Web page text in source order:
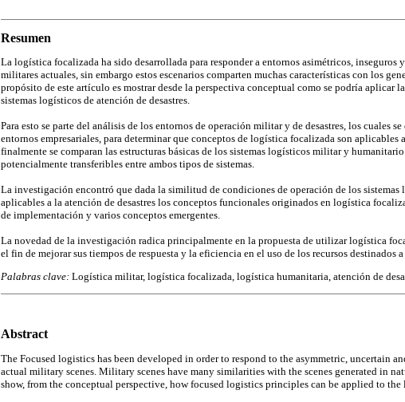
Resumen
La logística focalizada ha sido desarrollada para responder a entornos asimétricos, inseguros
militares actuales, sin embargo estos escenarios comparten muchas características con los
propósito de este artículo es mostrar desde la perspectiva conceptual como se podría aplicar
sistemas logísticos de atención de desastres.
Para esto se parte del análisis de los entornos de operación militar y de desastres, los cuales
entornos empresariales, para determinar que conceptos de logística focalizada son aplicables
finalmente se comparan las estructuras básicas de los sistemas logísticos militar y
potencialmente transferibles entre ambos tipos de sistemas.
La investigación encontró que dada la similitud de condiciones de operación de los
aplicables a la atención de desastres los conceptos funcionales originados en logística
de implementación y varios conceptos emergentes.
La novedad de la investigación radica principalmente en la propuesta de utilizar logística
el fin de mejorar sus tiempos de respuesta y la eficiencia en el uso de los recursos destinados
Palabras clave: Logística militar, logística focalizada, logística humanitaria, atención de
Abstract
The Focused logistics has been developed in order to respond to the asymmetric, uncertain
actual military scenes. Military scenes have many similarities with the scenes generated in
show, from the conceptual perspective, how focused logistics principles can be applied to